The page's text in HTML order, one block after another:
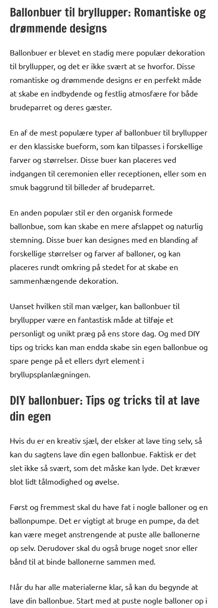
Ballonbuer til bryllupper: Romantiske og
drømmende designs
Ballonbuer er blevet en stadig mere populær dekoration
til bryllupper, og det er ikke svært at se hvorfor. Disse
romantiske og drømmende designs er en perfekt måde
at skabe en indbydende og festlig atmosfære for både
brudeparret og deres gæster.
En af de mest populære typer af ballonbuer til bryllupper
er den klassiske bueform, som kan tilpasses i forskellige
farver og størrelser. Disse buer kan placeres ved
indgangen til ceremonien eller receptionen, eller som en
smuk baggrund til billeder af brudeparret.
En anden populær stil er den organisk formede
ballonbue, som kan skabe en mere afslappet og naturlig
stemning. Disse buer kan designes med en blanding af
forskellige størrelser og farver af balloner, og kan
placeres rundt omkring på stedet for at skabe en
sammenhængende dekoration.
Uanset hvilken stil man vælger, kan ballonbuer til
bryllupper være en fantastisk måde at tilføje et
personligt og unikt præg på ens store dag. Og med DIY
tips og tricks kan man endda skabe sin egen ballonbue og
spare penge på et ellers dyrt element i
bryllupsplanlægningen.
DIY ballonbuer: Tips og tricks til at lave
din egen
Hvis du er en kreativ sjæl, der elsker at lave ting selv, så
kan du sagtens lave din egen ballonbue. Faktisk er det
slet ikke så svært, som det måske kan lyde. Det kræver
blot lidt tålmodighed og øvelse.
Først og fremmest skal du have fat i nogle balloner og en
ballonpumpe. Det er vigtigt at bruge en pumpe, da det
kan være meget anstrengende at puste alle ballonerne
op selv. Derudover skal du også bruge noget snor eller
bånd til at binde ballonerne sammen med.
Når du har alle materialerne klar, så kan du begynde at
lave din ballonbue. Start med at puste nogle balloner op i